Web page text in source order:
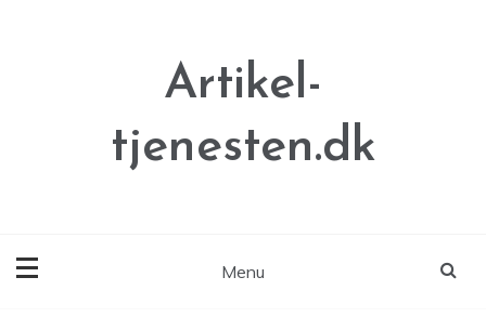
Artikel-
tjenesten.dk
Menu